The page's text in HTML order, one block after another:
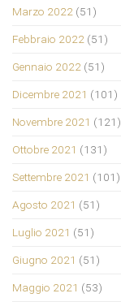
Marzo 2022 (51)
Febbraio 2022 (51)
Gennaio 2022 (51)
Dicembre 2021 (101)
Novembre 2021 (121)
Ottobre 2021 (131)
Settembre 2021 (101)
Agosto 2021 (51)
Luglio 2021 (51)
Giugno 2021 (51)
Maggio 2021 (53)